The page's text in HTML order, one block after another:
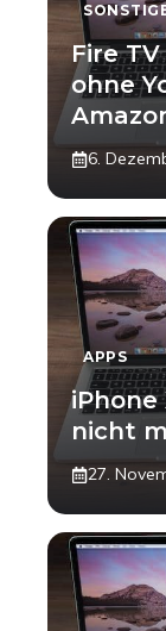
Fire
ohne
6.
APPS
iPhone
nicht
27.